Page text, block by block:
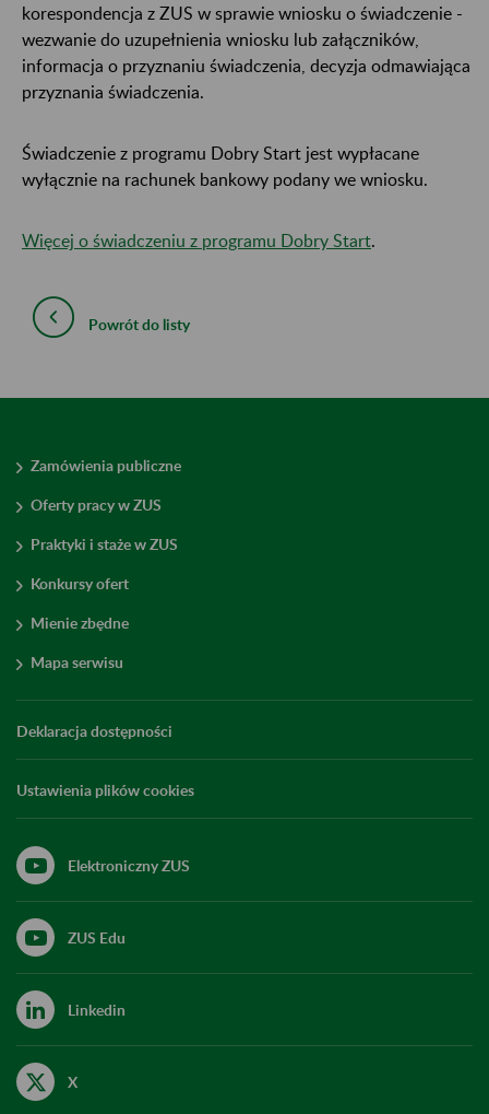
korespondencja z ZUS w sprawie wniosku o świadczenie -
wezwanie do uzupełnienia wniosku lub załączników,
informacja o przyznaniu świadczenia, decyzja odmawiająca
przyznania świadczenia.
Świadczenie z programu Dobry Start jest wypłacane
wyłącznie na rachunek bankowy podany we wniosku.
Więcej o świadczeniu z programu Dobry Start.
Powrót do listy
Zamówienia publiczne
Oferty pracy w ZUS
Praktyki i staże w ZUS
Konkursy ofert
Mienie zbędne
Mapa serwisu
Deklaracja dostępności
Ustawienia plików cookies
Elektroniczny ZUS
ZUS Edu
Linkedin
X